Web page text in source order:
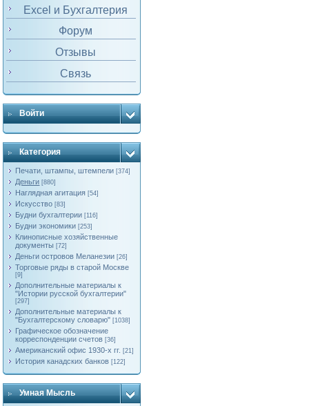
Excel и Бухгалтерия
Форум
Отзывы
Связь
Войти
Категория
Печати, штампы, штемпели [374]
Деньги [880]
Наглядная агитация [54]
Искусство [83]
Будни бухгалтерии [116]
Будни экономики [253]
Клинописные хозяйственные
документы [72]
Деньги островов Меланезии [26]
Торговые ряды в старой Москве
[9]
Дополнительные материалы к
"Истории русской бухгалтерии"
[297]
Дополнительные материалы к
"Бухгалтерскому словарю" [1038]
Графическое обозначение
корреспонденции счетов [36]
Американский офис 1930-х гг. [21]
История канадских банков [122]
Умная Мысль